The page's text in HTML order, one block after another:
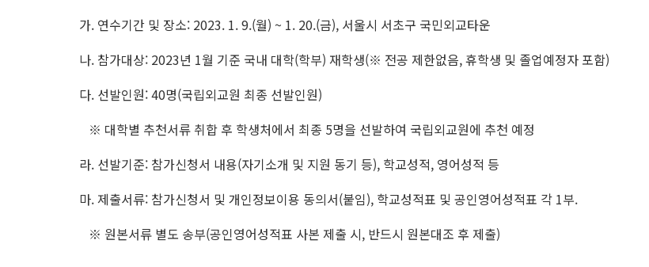
가. 연수기간 및 장소: 2023. 1. 9.(월) ~ 1. 20.(금), 서울시 서초구 국민외교타운
나. 참가대상: 2023년 1월 기준 국내 대학(학부) 재학생(※ 전공 제한없음, 휴학생 및 졸업예정자 포함)
다. 선발인원: 40명(국립외교원 최종 선발인원)
※ 대학별 추천서류 취합 후 학생처에서 최종 5명을 선발하여 국립외교원에 추천 예정
라. 선발기준: 참가신청서 내용(자기소개 및 지원 동기 등), 학교성적, 영어성적 등
마. 제출서류: 참가신청서 및 개인정보이용 동의서(붙임), 학교성적표 및 공인영어성적표 각 1부.
※ 원본서류 별도 송부(공인영어성적표 사본 제출 시, 반드시 원본대조 후 제출)